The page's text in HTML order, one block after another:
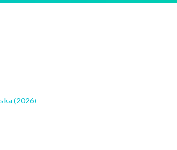
(2026)